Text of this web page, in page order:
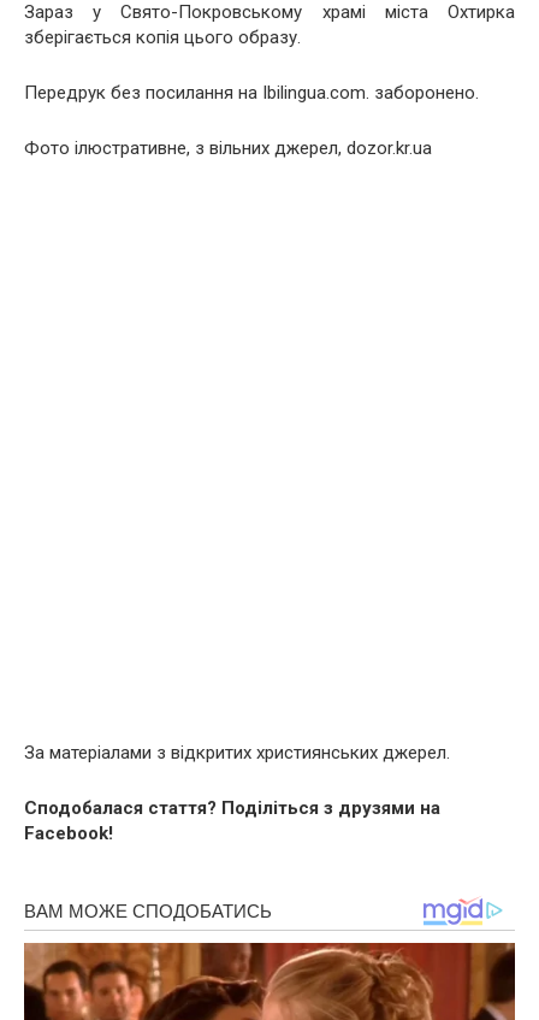
Зараз у Свято-Покровському храмі міста Охтирка
зберігається копія цього образу.
Передрук без посилання на Ibilingua.com. заборонено.
Фото ілюстративне, з вільних джерел, dozor.kr.ua
За матеріалами з відкритих християнських джерел.
Сподобалася стаття? Поділіться з друзями на
Facebook!